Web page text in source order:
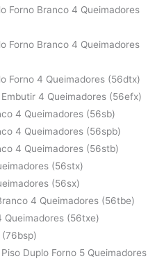
Forno Branco 4 Queimadores
Forno Branco 4 Queimadores
Forno 4 Queimadores (56dtx)
4 Queimadores (56efx)
4 Queimadores (56sb)
4 Queimadores (56spb)
4 Queimadores (56stb)
(56stx)
(56sx)
4 Queimadores (56tbe)
Queimadores (56txe)
(76bsp)
Duplo Forno 5 Queimadores